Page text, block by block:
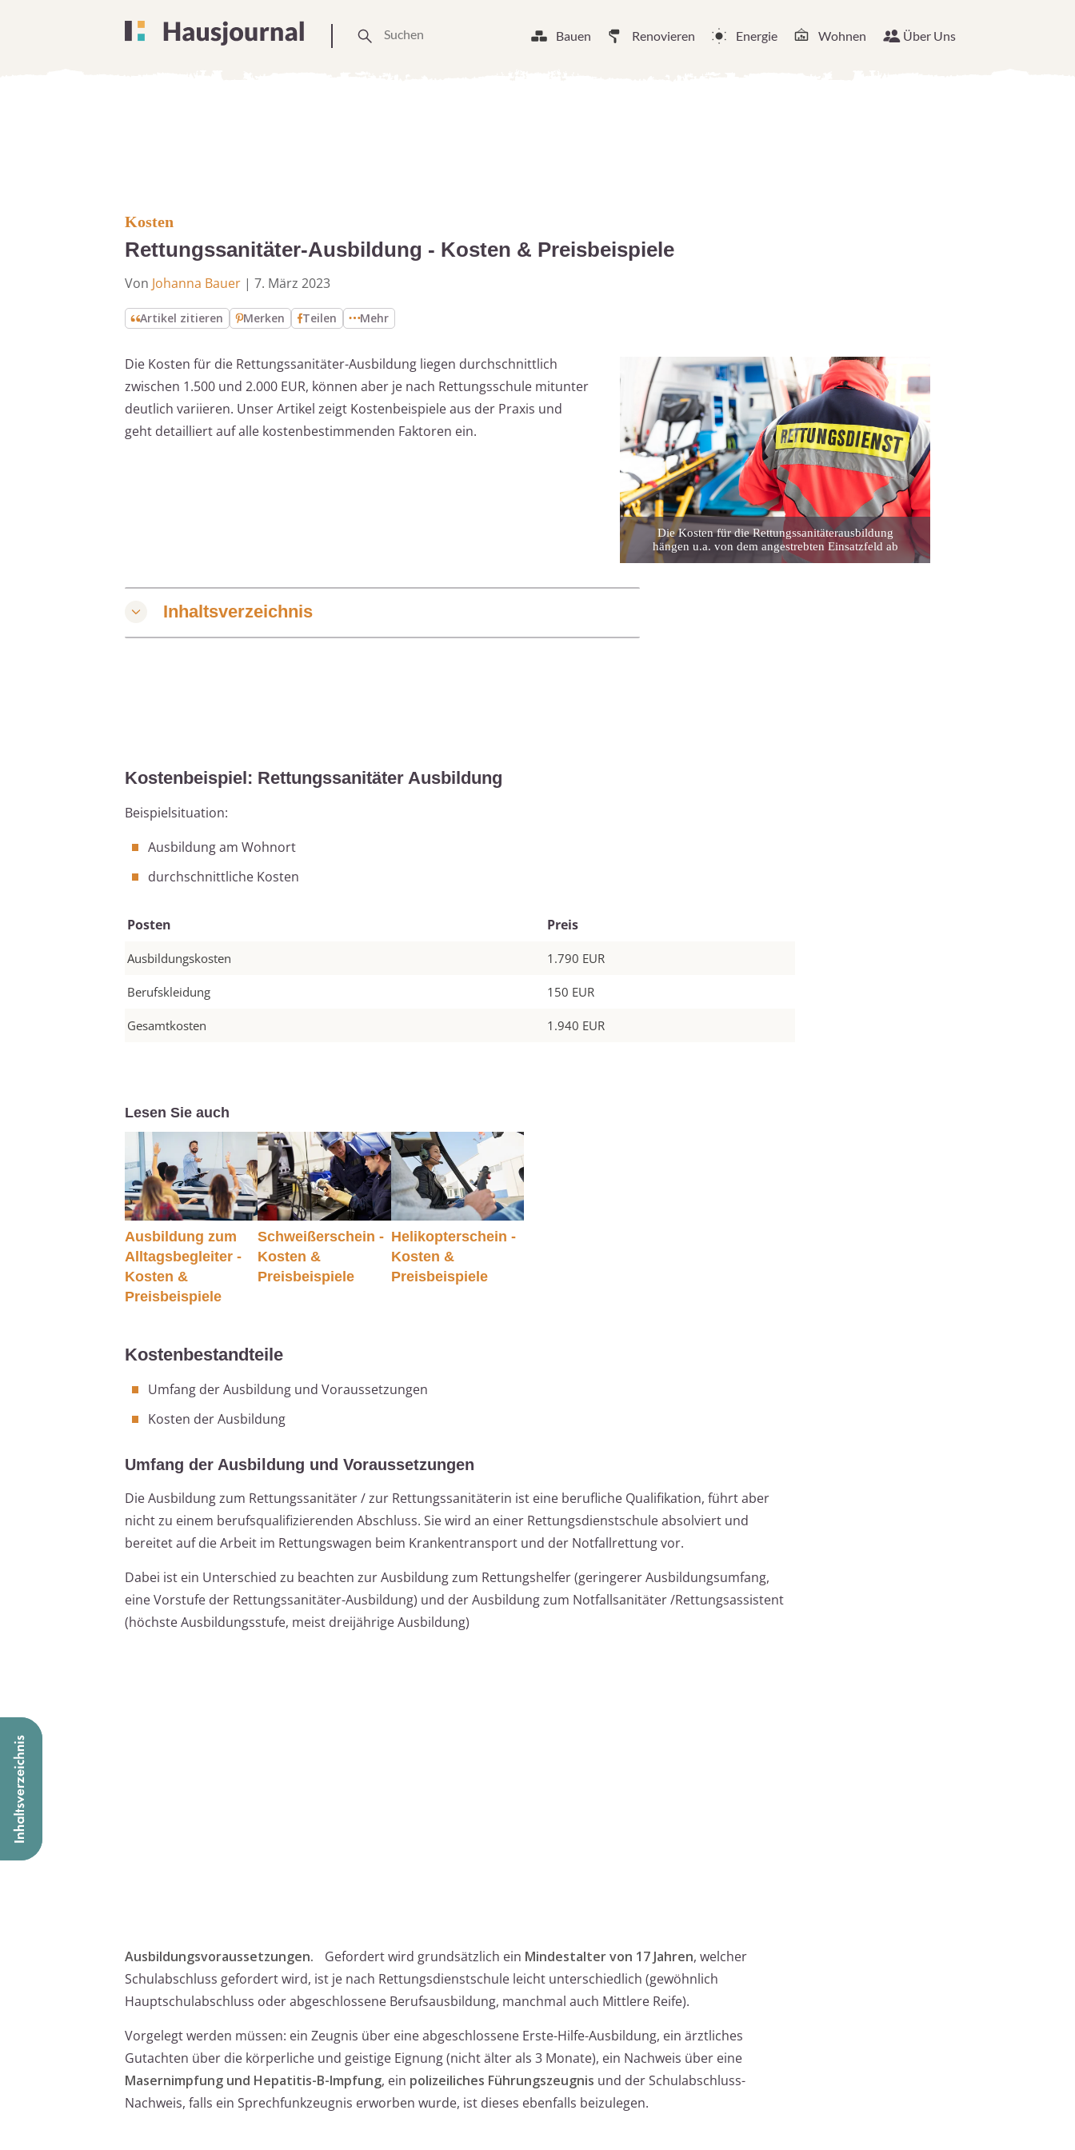
Bauen Renovieren Energie Wohnen Über Uns
Kosten
Rettungssanitäter-Ausbildung - Kosten & Preisbeispiele
Von Johanna Bauer | 7. März 2023
Artikel zitieren Merken Teilen Mehr
Die Kosten für die Rettungssanitäter-Ausbildung liegen durchschnittlich
zwischen 1.500 und 2.000 EUR, können aber je nach Rettungsschule mitunter
deutlich variieren. Unser Artikel zeigt Kostenbeispiele aus der Praxis und
geht detailliert auf alle kostenbestimmenden Faktoren ein.
Die Kosten für die Rettungssanitäterausbildung
hängen u.a. von dem angestrebten Einsatzfeld ab
Inhaltsverzeichnis
Kostenbeispiel: Rettungssanitäter Ausbildung
Beispielsituation:
Ausbildung am Wohnort
durchschnittliche Kosten
Posten Preis
Ausbildungskosten 1.790 EUR
Berufskleidung 150 EUR
Gesamtkosten 1.940 EUR
Lesen Sie auch
Ausbildung zum
Alltagsbegleiter -
Kosten &
Preisbeispiele
Schweißerschein -
Kosten &
Preisbeispiele
Helikopterschein -
Kosten &
Preisbeispiele
Kostenbestandteile
Umfang der Ausbildung und Voraussetzungen
Kosten der Ausbildung
Umfang der Ausbildung und Voraussetzungen
Die Ausbildung zum Rettungssanitäter / zur Rettungssanitäterin ist eine berufliche Qualifikation, führt aber
nicht zu einem berufsqualifizierenden Abschluss. Sie wird an einer Rettungsdienstschule absolviert und
bereitet auf die Arbeit im Rettungswagen beim Krankentransport und der Notfallrettung vor.
Dabei ist ein Unterschied zu beachten zur Ausbildung zum Rettungshelfer (geringerer Ausbildungsumfang,
eine Vorstufe der Rettungssanitäter-Ausbildung) und der Ausbildung zum Notfallsanitäter /Rettungsassistent
(höchste Ausbildungsstufe, meist dreijährige Ausbildung)
Ausbildungsvoraussetzungen. Gefordert wird grundsätzlich ein Mindestalter von 17 Jahren, welcher
Schulabschluss gefordert wird, ist je nach Rettungsdienstschule leicht unterschiedlich (gewöhnlich
Hauptschulabschluss oder abgeschlossene Berufsausbildung, manchmal auch Mittlere Reife).
Vorgelegt werden müssen: ein Zeugnis über eine abgeschlossene Erste-Hilfe-Ausbildung, ein ärztliches
Gutachten über die körperliche und geistige Eignung (nicht älter als 3 Monate), ein Nachweis über eine
Masernimpfung und Hepatitis-B-Impfung, ein polizeiliches Führungszeugnis und der Schulabschluss-
Nachweis, falls ein Sprechfunkzeugnis erworben wurde, ist dieses ebenfalls beizulegen.